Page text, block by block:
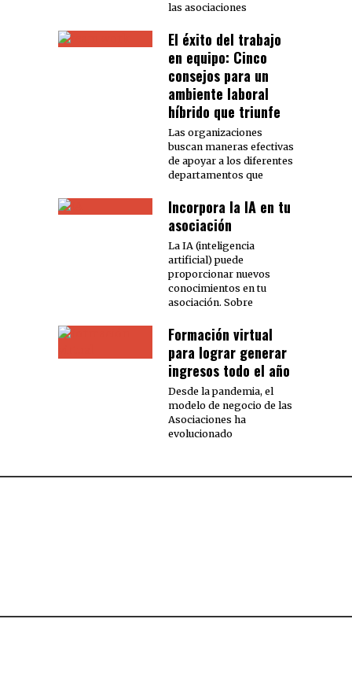
las asociaciones
El éxito del trabajo
en equipo: Cinco
consejos para un
ambiente laboral
híbrido que triunfe
Las organizaciones
buscan maneras efectivas
de apoyar a los diferentes
departamentos que
Incorpora la IA en tu
asociación
La IA (inteligencia
artificial) puede
proporcionar nuevos
conocimientos en tu
asociación. Sobre
Formación virtual
para lograr generar
ingresos todo el año
Desde la pandemia, el
modelo de negocio de las
Asociaciones ha
evolucionado